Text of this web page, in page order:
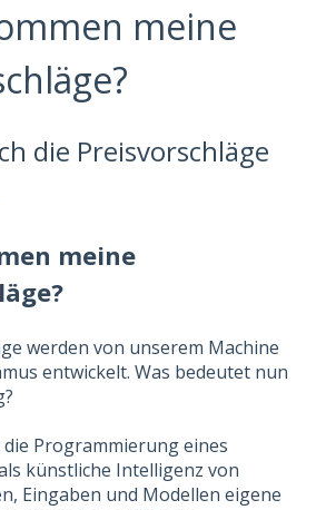
meine
die Preisvorschläge
meine
werden von unserem Machine
entwickelt. Was bedeutet nun
Programmierung eines
künstliche Intelligenz von
Eingaben und Modellen eigene